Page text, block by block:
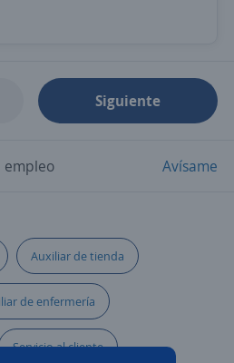
Siguiente
empleo Avísame
Auxiliar de tienda
de enfermería
Servicio al cliente